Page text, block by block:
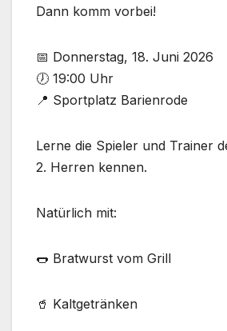
Dann komm vorbei!
📅 Donnerstag, 18. Juni 2026
🕖 19:00 Uhr
📍 Sportplatz Barienrode
Lerne die Spieler und Trainer
2. Herren kennen.
Natürlich mit:
🌭 Bratwurst vom Grill
🥤 Kaltgetränken